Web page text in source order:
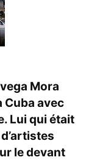
Mora
Cuba avec
Lui qui était
le devant